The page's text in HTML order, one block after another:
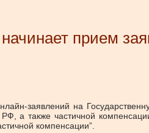
начинает прием
заявлений на
а также частичной
компенсации”.